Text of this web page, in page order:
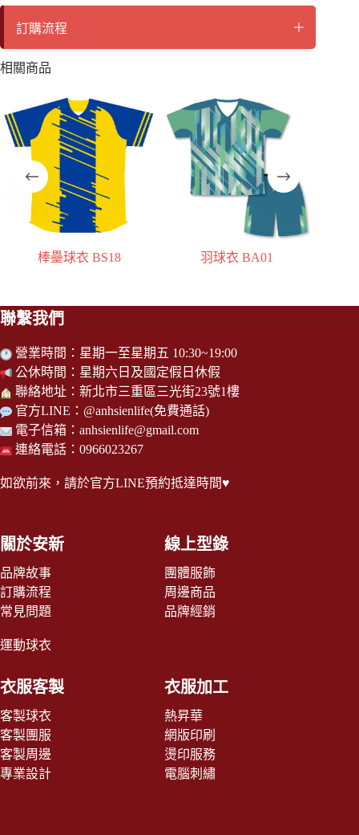
訂購流程
相關商品
羽球衣 BA01 排球衣 VO01
聯繫我們
營業時間：星期一至星期五 10:30~19:00
公休時間：星期六日及國定假日休假
聯絡地址：新北市三重區三光街23號1樓
官方LINE： @anhsienlife(免費通話)
電子信箱： anhsienlife@gmail.com
連絡電話：0966023267
如欲前來，請於官方LINE預約抵達時間♥
關於安新 線上型錄
品牌故事
訂購流程
常見問題
運動球衣
團體服飾
周邊商品
品牌經銷
衣服客製 衣服加工
客製球衣
客製團服
客製周邊
專業設計
熱昇華
網版印刷
燙印服務
電腦刺繡